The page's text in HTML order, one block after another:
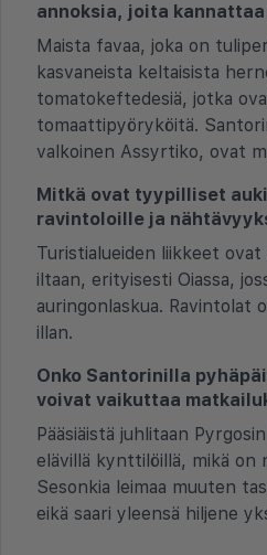
annoksia, joita
Maista favaa, joka on
kasvaneista keltaisista
tomatokeftedesiä, jotka
tomaattipyöryköitä.
valkoinen Assyrtiko, ovat
Mitkä ovat tyypilliset
ravintoloille ja
Turistialueiden liikkeet ovat
iltaan, erityisesti Oiassa,
auringonlaskua. Ravintolat
illan.
Onko Santorinilla
voivat vaikuttaa
Pääsiäistä juhlitaan
elävillä kynttilöillä, mikä on
Sesonkia leimaa muuten
eikä saari yleensä hiljene